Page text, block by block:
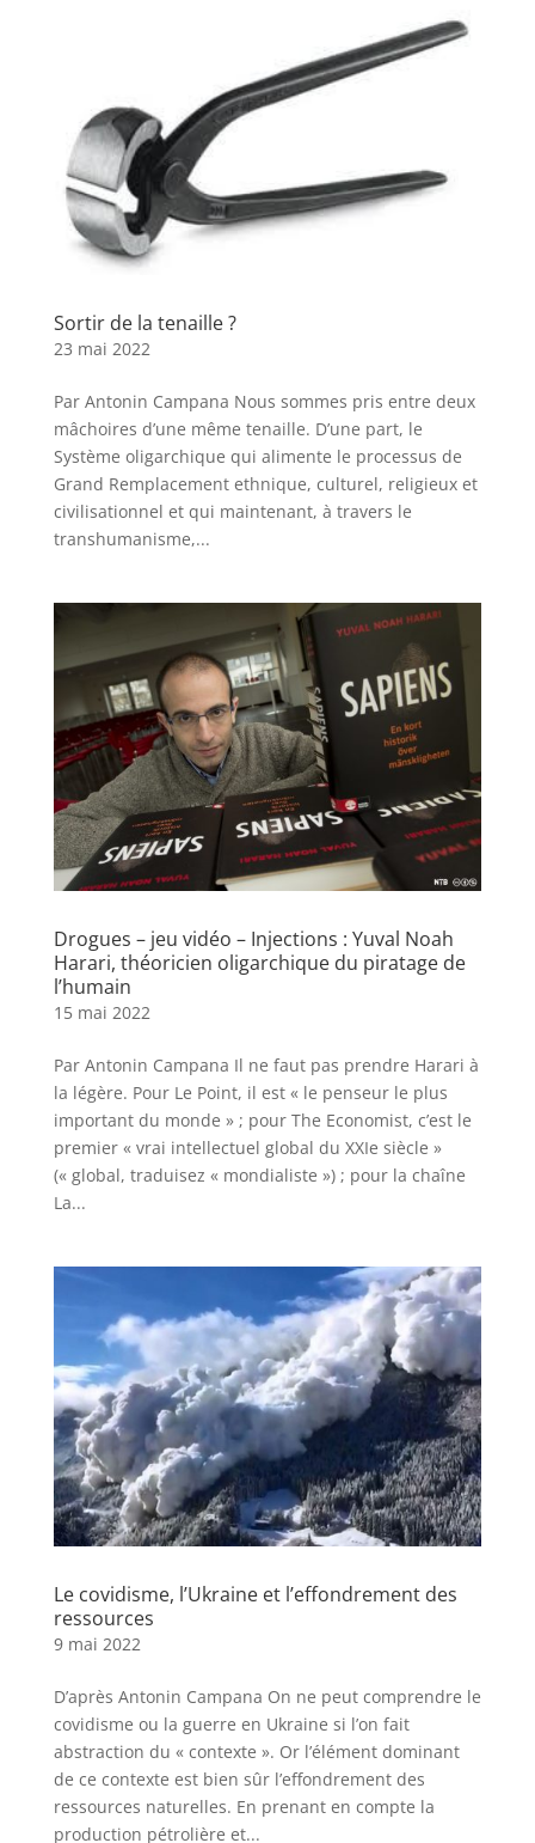
Sortir de la tenaille ?
23 mai 2022
Par Antonin Campana Nous sommes pris entre deux
mâchoires d’une même tenaille. D’une part, le
Système oligarchique qui alimente le processus de
Grand Remplacement ethnique, culturel, religieux et
civilisationnel et qui maintenant, à travers le
transhumanisme,...
Drogues – jeu vidéo – Injections : Yuval Noah
Harari, théoricien oligarchique du piratage de
l’humain
15 mai 2022
Par Antonin Campana Il ne faut pas prendre Harari à
la légère. Pour Le Point, il est « le penseur le plus
important du monde » ; pour The Economist, c’est le
premier « vrai intellectuel global du XXIe siècle »
(« global, traduisez « mondialiste ») ; pour la chaîne
La...
Le covidisme, l’Ukraine et l’effondrement des
ressources
9 mai 2022
D’après Antonin Campana On ne peut comprendre le
covidisme ou la guerre en Ukraine si l’on fait
abstraction du « contexte ». Or l’élément dominant
de ce contexte est bien sûr l’effondrement des
ressources naturelles. En prenant en compte la
production pétrolière et...